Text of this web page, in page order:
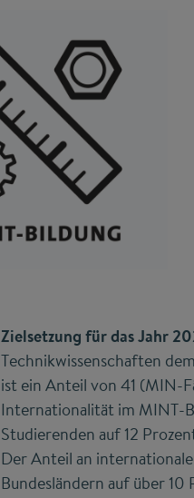
Zielsetzung für das Jahr
Technikwissenschaften
ist ein Anteil von 41 (MIN-
Internationalität im MINT-
Studierenden auf 12
Der Anteil an
Bundesländern auf über 10